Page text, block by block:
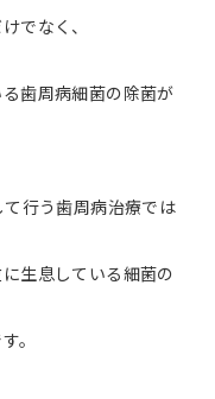
でなく、
歯周病細菌の除菌が
行う歯周病治療では
生息している細菌の
。